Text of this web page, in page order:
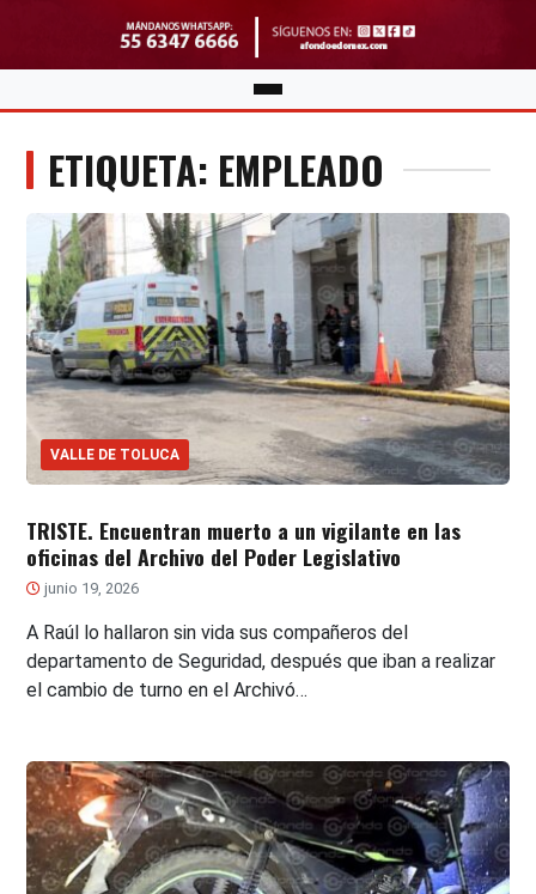
ETIQUETA: EMPLEADO
VALLE DE TOLUCA
TRISTE. Encuentran muerto a un vigilante en las
oficinas del Archivo del Poder Legislativo
junio 19, 2026
A Raúl lo hallaron sin vida sus compañeros del
departamento de Seguridad, después que iban a realizar
el cambio de turno en el Archivó…